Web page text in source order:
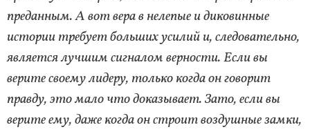
преданным. А вот вера в нелепые и диковинные
истории требует больших усилий и, следовательно,
является лучшим сигналом верности. Если вы
верите своему лидеру, только когда он говорит
правду, это мало что доказывает. Зато, если вы
верите ему, даже когда он строит воздушные замки,